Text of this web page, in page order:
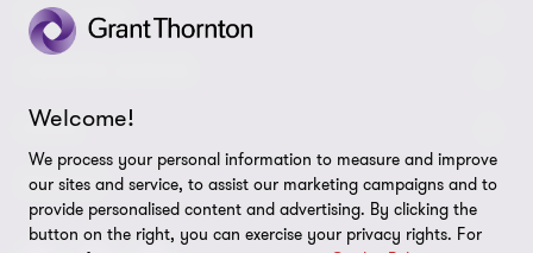
CHI SIAMO
Chi Siamo
Contattaci
Lavora con noi
I nostri servizi di assurance
I nostri servizi di advisory
I nostri servizi IT & Cloud
LEGAL
Privacy policy
Cookie policy
SEGUICI
Welcome!
We process your personal information to measure and improve
our sites and service, to assist our marketing campaigns and to
provide personalised content and advertising. By clicking the
button on the right, you can exercise your privacy rights. For